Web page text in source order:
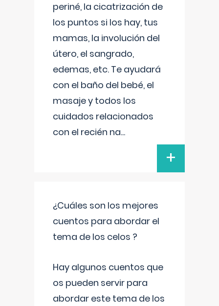
periné, la cicatrización de
los puntos si los hay, tus
mamas, la involución del
útero, el sangrado,
edemas, etc. Te ayudará
con el baño del bebé, el
masaje y todos los
cuidados relacionados
con el recién na...
+
¿Cuáles son los mejores
cuentos para abordar el
tema de los celos ?
Hay algunos cuentos que
os pueden servir para
abordar este tema de los